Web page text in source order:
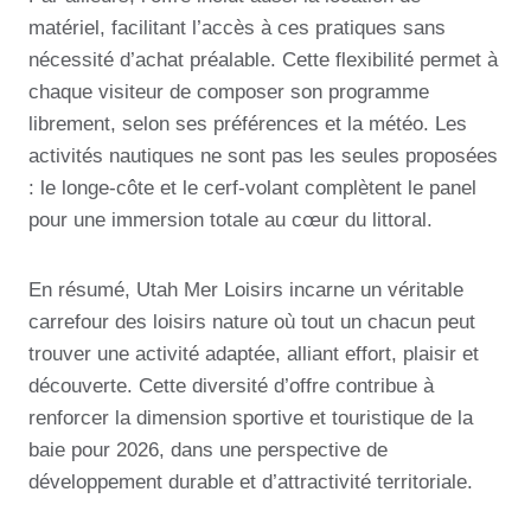
matériel, facilitant l’accès à ces pratiques sans
nécessité d’achat préalable. Cette flexibilité permet à
chaque visiteur de composer son programme
librement, selon ses préférences et la météo. Les
activités nautiques ne sont pas les seules proposées
: le longe-côte et le cerf-volant complètent le panel
pour une immersion totale au cœur du littoral.
En résumé, Utah Mer Loisirs incarne un véritable
carrefour des loisirs nature où tout un chacun peut
trouver une activité adaptée, alliant effort, plaisir et
découverte. Cette diversité d’offre contribue à
renforcer la dimension sportive et touristique de la
baie pour 2026, dans une perspective de
développement durable et d’attractivité territoriale.